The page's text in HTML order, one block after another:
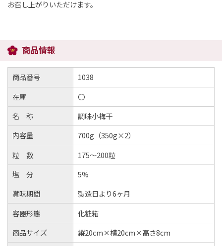
商品番号
1038
在庫
〇
名 称
調味小梅干
内容量
700g（350g×2）
粒 数
175～200粒
塩 分
5%
賞味期間
製造日より6ヶ月
容器形態
化粧箱
商品サイズ
縦20cm×横20cm×高さ8cm
お召し上がりいただけます。
商品情報